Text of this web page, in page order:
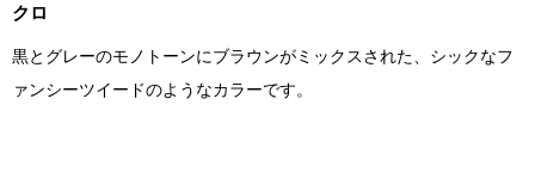
クロ
黒とグレーのモノトーンにブラウンがミックスされた、シックなフ
ァンシーツイードのようなカラーです。